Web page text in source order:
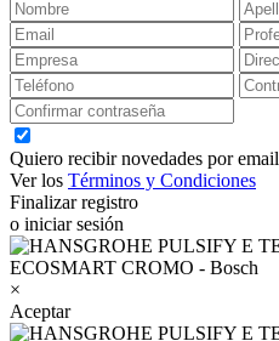
Quiero recibir novedades por email
Ver los Términos y Condiciones
Finalizar registro
o iniciar sesión
×
Aceptar